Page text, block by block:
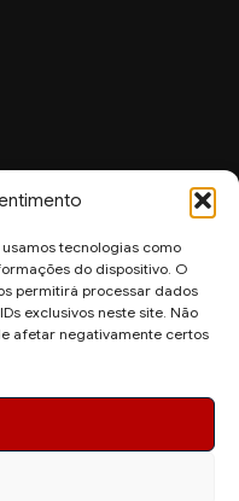
tecnologias como
do dispositivo. O
permitirá processar dados
exclusivos neste site. Não
afetar negativamente certos